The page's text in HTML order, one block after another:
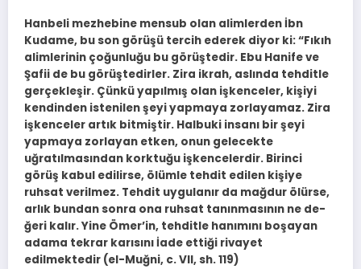
Hanbeli mezhebine mensub olan alimlerden İbn
Kudame, bu son görü­şü tercih ederek diyor ki: “Fıkıh
alimlerinin çoğunluğu bu görüştedir. Ebu Hanife ve
Şafii de bu görüştedirler. Zira ikrah, aslında tehditle
gerçekleşir. Çün­kü yapılmış olan işkenceler, kişiyi
kendinden istenilen şeyi yapmaya zorla­yamaz. Zira
işkenceler artık bitmiştir. Halbuki insanı bir şeyi
yapmaya zor­layan etken, onun gelecekte
uğratılmasından korktuğu işkencelerdir. Birin­ci
görüş kabul edilirse, ölümle tehdit edilen kişiye
ruhsat verilmez. Tehdit uy­gulanır da mağdur ölürse,
arlık bundan sonra ona ruhsat tanınmasının ne de­
ğeri kalır. Yine Ömer’in, tehditle hanımını boşayan
adama tekrar karısını İa­de ettiği rivayet
edilmektedir (el-Muğni, c. VII, sh. 119)